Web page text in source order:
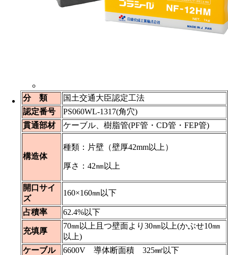
分 類
国土交通大臣認定工法
認定番号
PS060WL-1317(角穴)
貫通部材
ケーブル、樹脂管(PF管・CD管・FEP管)
構造体
種類：片壁（壁厚42mm以上）
厚さ：42㎜以上
開口サイ
ズ
160×160㎜以下
占積率 62.4%以下
充填厚
70㎜以上且つ壁面より30㎜以上(かぶせ10㎜
以上)
ケーブル
6600V 導体断面積 325㎟以下